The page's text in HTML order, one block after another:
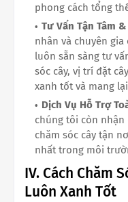
phong cách tổng
Tư Vấn Tận Tâm
nhân và chuyên gia
luôn sẵn sàng tư
sóc cây, vị trí đặt
xanh tốt và mang
Dịch Vụ Hỗ Trợ
chúng tôi còn nhận
chăm sóc cây tận
nhất trong môi
IV. Cách Chăm
Luôn Xanh Tốt